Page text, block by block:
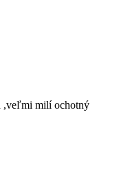
,veľmi milí ochotný